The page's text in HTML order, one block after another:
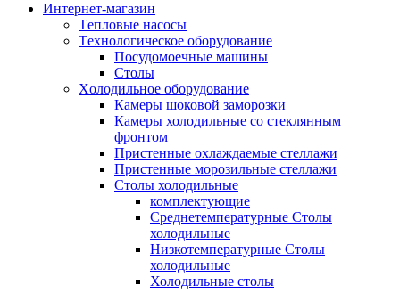
Интернет-магазин
Tепловые насосы
Tехнологическое оборудование
Посудомоечные машины
Столы
Xолодильное оборудование
Камеры шоковой заморозки
Камеры холодильные со стеклянным
фронтом
Пристенные охлаждаемые стеллажи
Пристенные морозильные стеллажи
Столы холодильные
комплектующие
Среднетемпературные Столы
холодильные
Низкотемпературные Столы
холодильные
Холодильные столы